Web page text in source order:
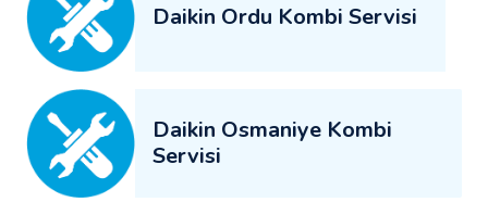
Daikin Ordu Kombi Servisi
Daikin Osmaniye Kombi
Servisi